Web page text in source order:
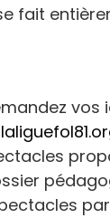
fait
vos